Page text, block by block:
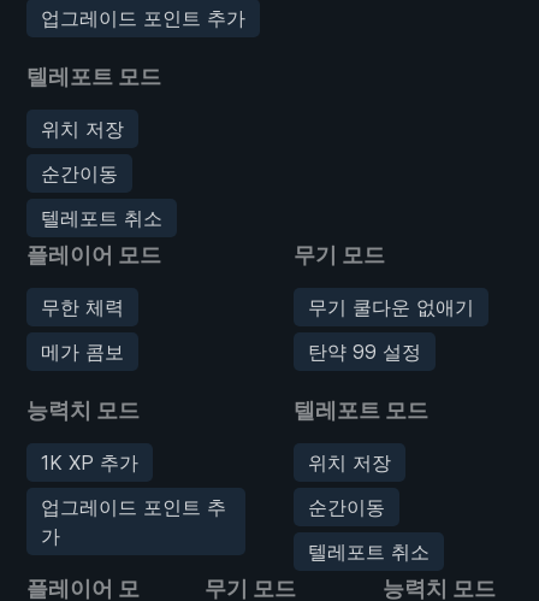
업그레이드 포인트 추가
텔레포트 모드
위치 저장
순간이동
텔레포트 취소
플레이어 모드
무한 체력
메가 콤보
능력치 모드
1K XP 추가
업그레이드 포인트 추
가
무기 모드
무기 쿨다운 없애기
탄약 99 설정
텔레포트 모드
위치 저장
순간이동
텔레포트 취소
플레이어 모
무기 모드 능력치 모드